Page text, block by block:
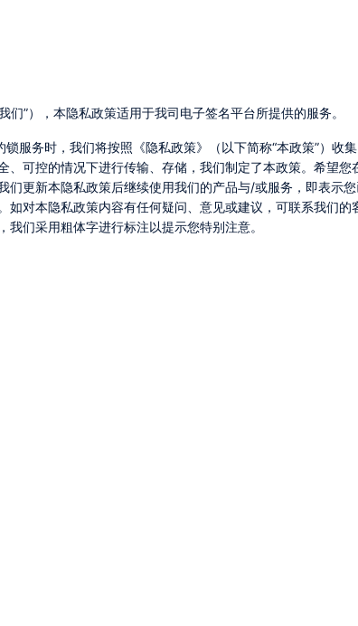
们”），本隐私政策适用于我司电子签名平台所提供的服务。
可控的情况下进行传输、存储，我们制定了本政策。希望
更新本隐私政策后继续使用我们的产品与/或服务，即表示
如对本隐私政策内容有任何疑问、意见或建议，可联系我们
们采用粗体字进行标注以提示您特别注意。